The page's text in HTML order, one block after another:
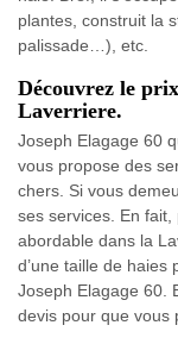
plantes, construit la
palissade…), etc.
Découvrez le
Laverriere.
Joseph Elagage 60
vous propose des
chers. Si vous
ses services. En
abordable dans la
d’une taille de haies
Joseph Elagage 60.
devis pour que vous